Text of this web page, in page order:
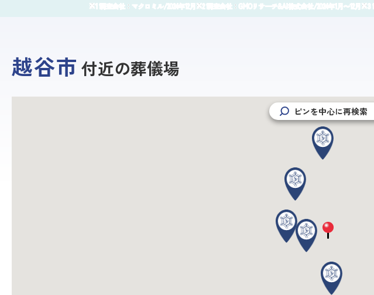
調査会社：マクロミル/2024年12月 調査会社：GMOリサーチ&AI株式会社/2024年1月〜12月
越谷市 付近の葬儀場
ピンを中心に再検索